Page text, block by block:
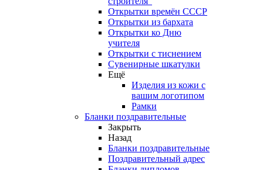
Открытки времён СССР
Открытки из бархата
Открытки ко Дню
учителя
Открытки с тиснением
Сувенирные шкатулки
Ещё
Изделия из кожи с
вашим логотипом
Рамки
Бланки поздравительные
Закрыть
Назад
Бланки поздравительные
Поздравительный адрес